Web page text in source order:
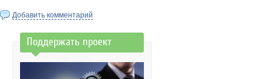
Добавить комментарий
Поддержать проект